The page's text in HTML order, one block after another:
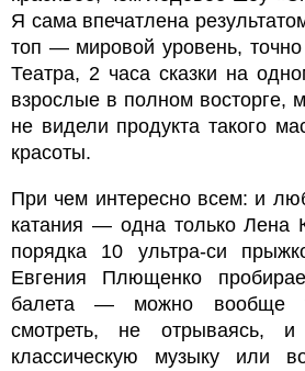
Я сама впечатлена
топ — мировой уровень,
Театра, 2 часа сказки на
взрослые в полном восторге,
не видели продукта такого
красоты.
При чем интересно всем: и
катания — одна только Лена
порядка 10 ультра-си
Евгения Плющенко
балета — можно вообще
смотреть, не отрываясь,
классическую музыку или